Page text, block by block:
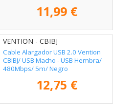
11,99 €
VENTION - CBIBJ
Cable Alargador USB 2.0 Vention
CBIBJ/ USB Macho - USB Hembra/
480Mbps/ 5m/ Negro
12,75 €